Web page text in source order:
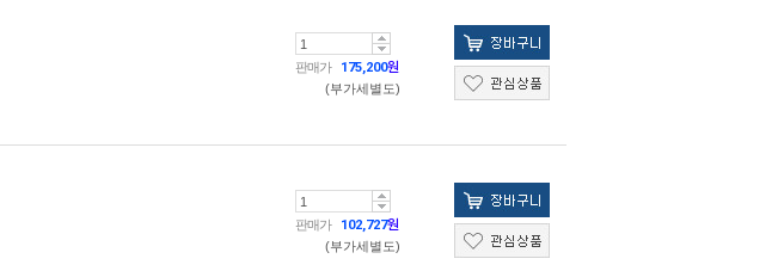
판매가 175,200원
(부가세별도)
판매가 102,727원
(부가세별도)